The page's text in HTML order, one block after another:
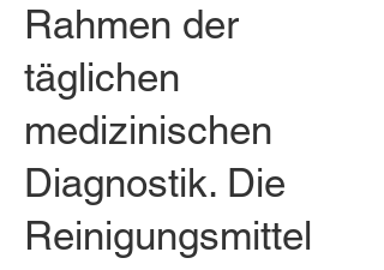
Rahmen der
täglichen
medizinischen
Diagnostik. Die
Reinigungsmittel